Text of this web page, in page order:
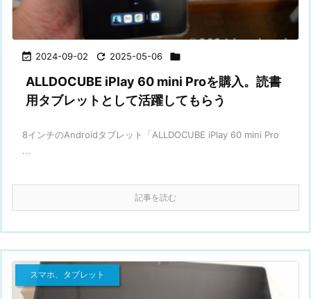
 2024-09-02  2025-05-06 
ALLDOCUBE iPlay 60 mini Proを購入。読書
用タブレットとして活躍してもらう
8インチのAndroidタブレット「ALLDOCUBE iPlay 60 mini Pro
...
記事を読む
スマホ、タブレット